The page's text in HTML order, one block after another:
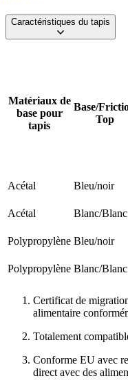
Caractéristiques du tapis
Matériaux de
base pour
tapis
Base/
Top
Acétal Bleu/noir
Acétal
Blanc/Blanc
Polypropylène Bleu/noir
Polypropylène Blanc/Blanc
Certificat de
alimentaire
Totalement
Conforme EU avec
direct avec des